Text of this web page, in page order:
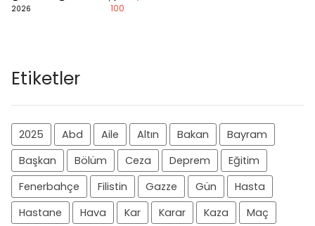
2026
100
Etiketler
2025 Abd Aile Altın Bakan
Bayram
Başkan
Bölüm Ceza Deprem
Eğitim
Fenerbahçe
Filistin Gazze Gün
Hasta
Hastane
Hava Kar Karar Kaza
Maç